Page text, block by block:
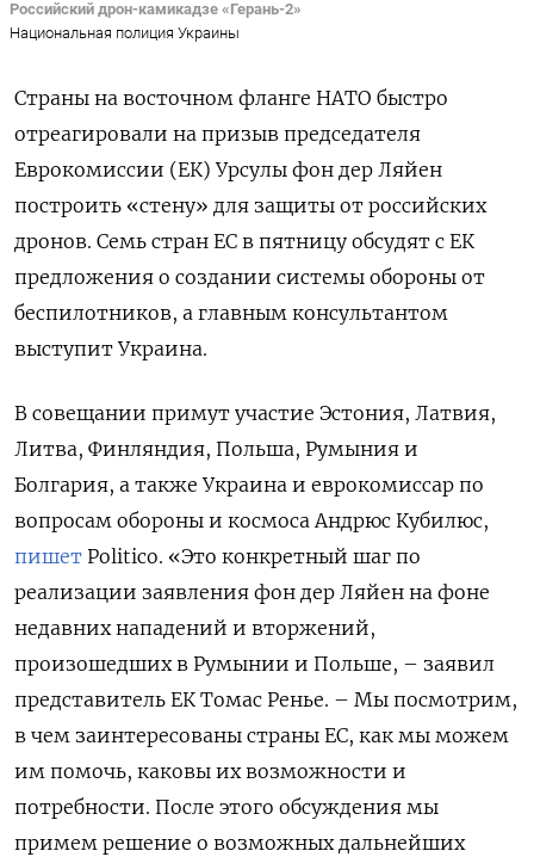
Российский дрон-камикадзе «Герань-2»
Национальная полиция Украины
Страны на восточном фланге НАТО быстро
отреагировали на призыв председателя
Еврокомиссии (ЕК) Урсулы фон дер Ляйен
построить «стену» для защиты от российских
дронов. Семь стран ЕС в пятницу обсудят с ЕК
предложения о создании системы обороны от
беспилотников, а главным консультантом
выступит Украина.
В совещании примут участие Эстония, Латвия,
Литва, Финляндия, Польша, Румыния и
Болгария, а также Украина и еврокомиссар по
вопросам обороны и космоса Андрюс Кубилюс,
пишет Politico. «Это конкретный шаг по
реализации заявления фон дер Ляйен на фоне
недавних нападений и вторжений,
произошедших в Румынии и Польше, – заявил
представитель ЕК Томас Ренье. – Мы посмотрим,
в чем заинтересованы страны ЕС, как мы можем
им помочь, каковы их возможности и
потребности. После этого обсуждения мы
примем решение о возможных дальнейших